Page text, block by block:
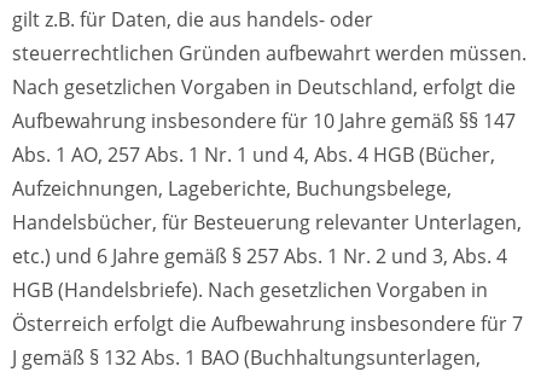
gilt z.B. für Daten, die aus handels- oder
steuerrechtlichen Gründen aufbewahrt werden müssen.
Nach gesetzlichen Vorgaben in Deutschland, erfolgt die
Aufbewahrung insbesondere für 10 Jahre gemäß §§ 147
Abs. 1 AO, 257 Abs. 1 Nr. 1 und 4, Abs. 4 HGB (Bücher,
Aufzeichnungen, Lageberichte, Buchungsbelege,
Handelsbücher, für Besteuerung relevanter Unterlagen,
etc.) und 6 Jahre gemäß § 257 Abs. 1 Nr. 2 und 3, Abs. 4
HGB (Handelsbriefe). Nach gesetzlichen Vorgaben in
Österreich erfolgt die Aufbewahrung insbesondere für 7
J gemäß § 132 Abs. 1 BAO (Buchhaltungsunterlagen,